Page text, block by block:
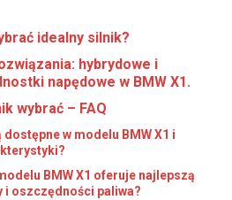
idealny silnik?
hybrydowe i
napędowe w BMW X1.
wybrać – FAQ
w modelu BMW X1 i
BMW X1 oferuje najlepszą
i oszczędności paliwa?